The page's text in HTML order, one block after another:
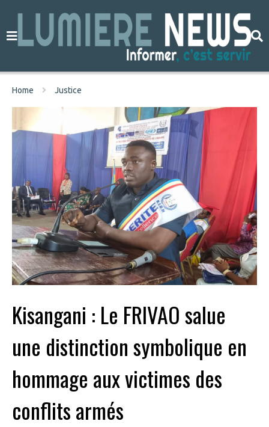
Home Justice
Kisangani : Le FRIVAO salue
une distinction symbolique en
hommage aux victimes des
conflits armés